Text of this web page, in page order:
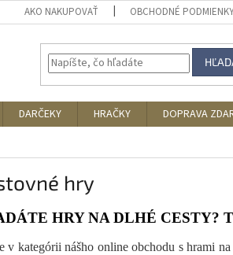
AKO NAKUPOVAŤ OBCHODNÉ
DARČEKY HRAČKY DOPRAVA
hry
HRY NA DLHÉ CESTY?
v kategórii nášho online obchodu s hrami